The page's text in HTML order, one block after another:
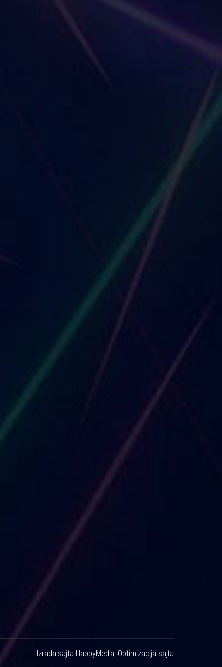
Izrada sajta HappyMedia, Optimizacija sajta